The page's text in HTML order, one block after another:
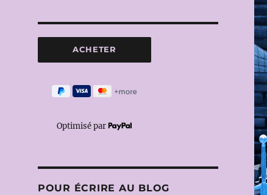
Optimisé par
POUR ÉCRIRE AU BLOG